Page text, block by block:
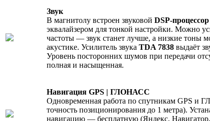
Звук
В магнитолу встроен звуковой DSP-процессор
эквалайзером для тонкой настройки. Можно
частоты — звук станет лучше, а низкие тоны
акустике. Усилитель звука TDA 7838 выдаёт
Уровень посторонних шумов при передачи
полная и насыщенная.
Навигация GPS | ГЛОНАСС
Одновременная работа по спутникам GPS и
точность позиционирования до 1 метра).
навигацию — бесплатную (Яндекс.